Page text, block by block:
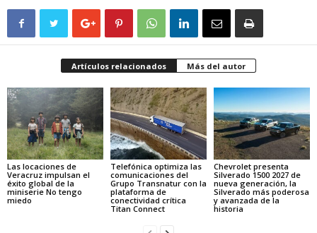
Artículos relacionados Más del autor
Las locaciones de
Veracruz impulsan el
éxito global de la
miniserie No tengo
miedo
Telefónica optimiza las
comunicaciones del
Grupo Transnatur con la
plataforma de
conectividad crítica
Titan Connect
Chevrolet presenta
Silverado 1500 2027 de
nueva generación, la
Silverado más poderosa
y avanzada de la
historia